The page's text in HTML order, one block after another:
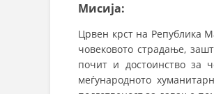
Мисија:
Црвен крст на Република
човековото страдање,
почит и достоинство за
меѓународното